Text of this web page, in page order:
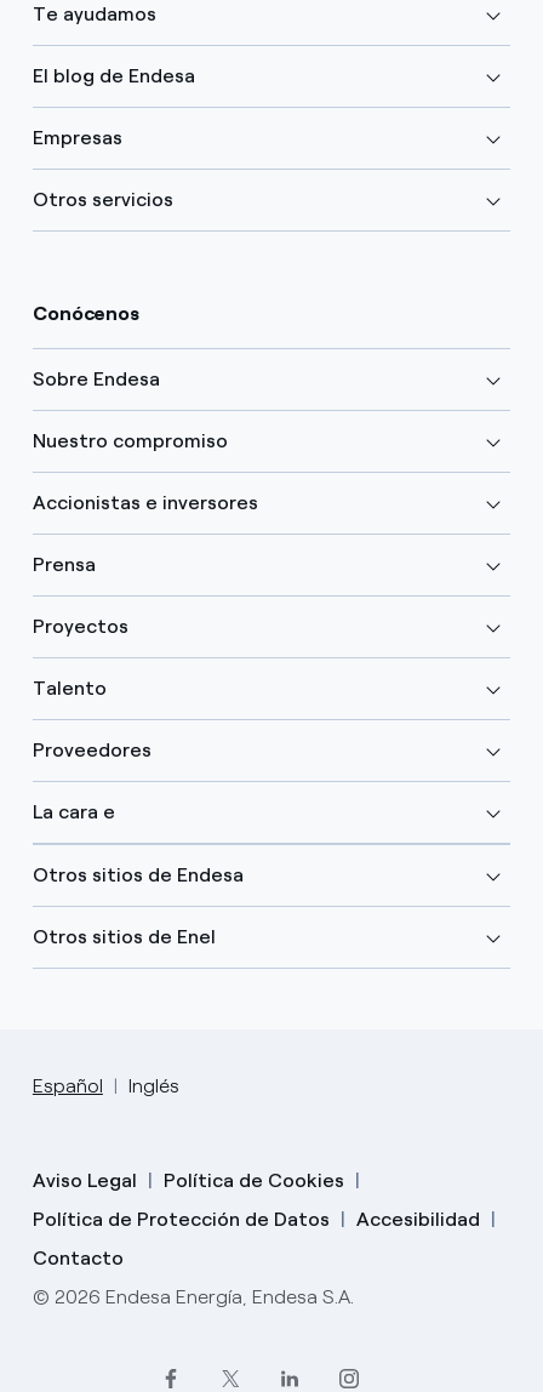
Te ayudamos
El blog de Endesa
Empresas
Otros servicios
Conócenos
Sobre Endesa
Nuestro compromiso
Accionistas e inversores
Prensa
Proyectos
Talento
Proveedores
La cara e
Otros sitios de Endesa
Otros sitios de Enel
Español Inglés
Aviso Legal
Política de Cookies
Política de Protección de Datos
Accesibilidad
Contacto
© 2026 Endesa Energía, Endesa S.A.